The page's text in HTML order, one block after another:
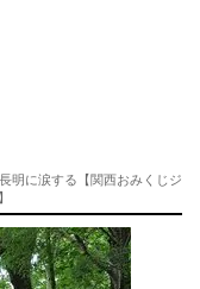
明に涙する【関西おみくじジ